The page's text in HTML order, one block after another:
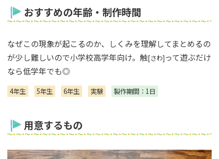
おすすめの年齢・制作時間
なぜこの現象が起こるのか、しくみを理解してまとめるの
が少し難しいので小学校高学年向け。触[さわ]って遊ぶだけ
なら低学年でも◎
4年生 5年生 6年生 実験 製作期間：1日
用意するもの